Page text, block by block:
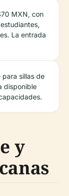
MXN, con
La entrada
para sillas de
disponible
y